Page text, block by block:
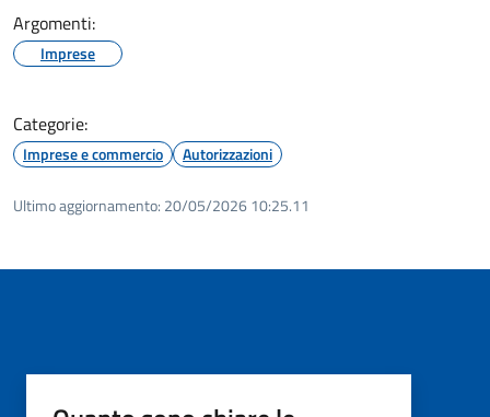
Argomenti:
Imprese
Categorie:
Imprese e commercio Autorizzazioni
Ultimo aggiornamento: 20/05/2026 10:25.11